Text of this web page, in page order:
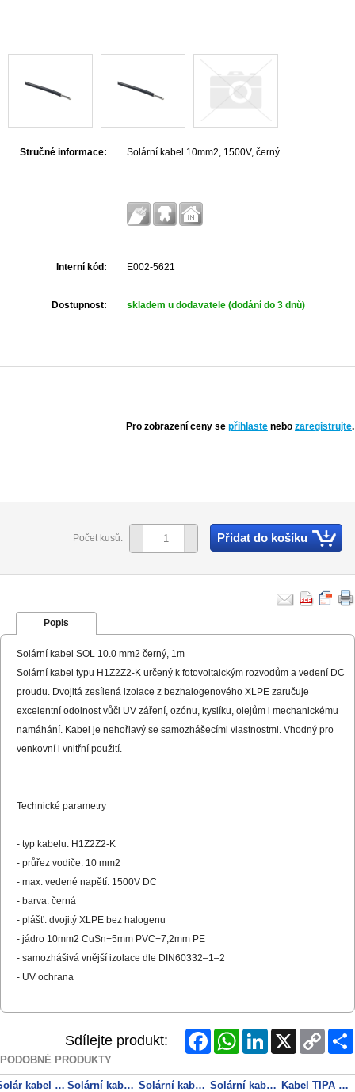
Stručné informace: Solární kabel 10mm2, 1500V, černý
Interní kód: E002-5621
Dostupnost: skladem u dodavatele (dodání do 3 dnů)
Pro zobrazení ceny se přihlaste nebo zaregistrujte.
Počet kusů: Přidat do košíku
Popis
Solární kabel SOL 10.0 mm2 černý, 1m
Solární kabel typu H1Z2Z2-K určený k fotovoltaickým rozvodům a vedení DC
proudu. Dvojitá zesílená izolace z bezhalogenového XLPE zaručuje
excelentní odolnost vůči UV záření, ozónu, kyslíku, olejům i mechanickému
namáhání. Kabel je nehořlavý se samozhášecími vlastnostmi. Vhodný pro
venkovní i vnitřní použití.
Technické parametry
- typ kabelu: H1Z2Z2-K
- průřez vodiče: 10 mm2
- max. vedené napětí: 1500V DC
- barva: černá
- plášť: dvojitý XLPE bez halogenu
- jádro 10mm2 CuSn+5mm PVC+7,2mm PE
- samozhášivá vnější izolace dle DIN60332–1–2
- UV ochrana
Sdílejte produkt: FacebookWhatsAppLinkedInX
Copy
Link
PODOBNÉ PRODUKTY
Solár kabel 4,00 mm2 - červený, 500m Solární kabel 4mm2, 1500V, černý Solární kabel 4mm2, červený+černý s konektory MC4, 10m Solární kabel 6mm2, červený+černý s konektory MC4, 5m Kabel TIPA MC4 rozbočení 1x zdířka/ 2x konektor 30cm